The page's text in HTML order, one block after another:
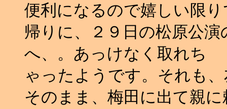
便利になるので嬉しい限
帰りに、２９日の松原公
へ、。あっけなく取れち
ゃったようです。それも
そのまま、梅田に出て親